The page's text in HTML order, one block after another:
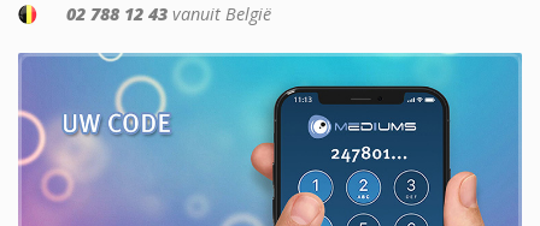
02 788 12 43 vanuit België